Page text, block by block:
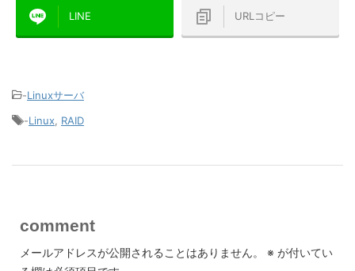
LINE URLコピー
-Linuxサーバ
-Linux RAID
comment
メールアドレスが公開されることはありません。 ※ が付いてい